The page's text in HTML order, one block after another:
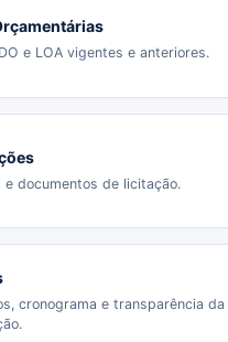
e LOA vigentes e anteriores.
e documentos de licitação.
cronograma e transparência da